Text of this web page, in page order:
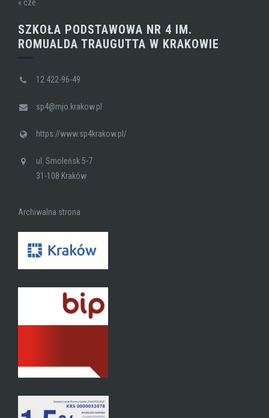
« cze
SZKOŁA PODSTAWOWA NR 4 IM.
ROMUALDA TRAUGUTTA W KRAKOWIE
12 422-96-49
sp4@mjo.krakow.pl
https://www.sp4krakow.pl/
ul. Smoleńsk 5-7
31-108 Kraków
Archiwalna strona